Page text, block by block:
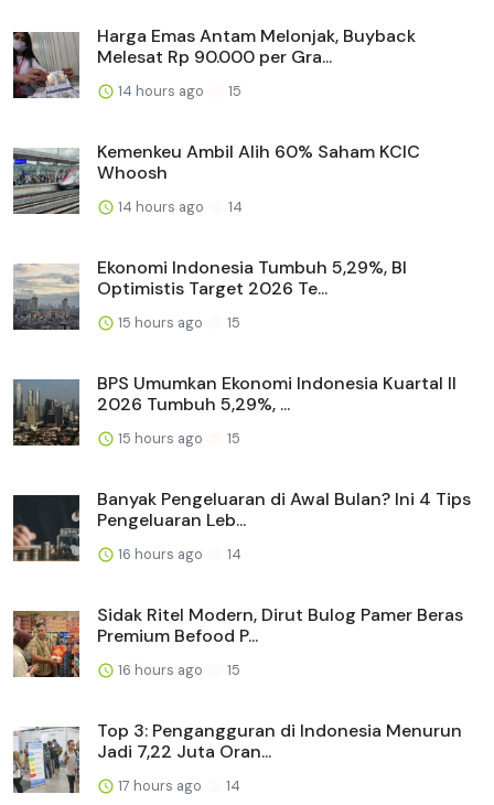
Harga Emas Antam Melonjak, Buyback
Melesat Rp 90.000 per Gra...
14 hours ago 15
Kemenkeu Ambil Alih 60% Saham KCIC
Whoosh
14 hours ago 14
Ekonomi Indonesia Tumbuh 5,29%, BI
Optimistis Target 2026 Te...
15 hours ago 15
BPS Umumkan Ekonomi Indonesia Kuartal II
2026 Tumbuh 5,29%, ...
15 hours ago 15
Banyak Pengeluaran di Awal Bulan? Ini 4 Tips
Pengeluaran Leb...
16 hours ago 14
Sidak Ritel Modern, Dirut Bulog Pamer Beras
Premium Befood P...
16 hours ago 15
Top 3: Pengangguran di Indonesia Menurun
Jadi 7,22 Juta Oran...
17 hours ago 14